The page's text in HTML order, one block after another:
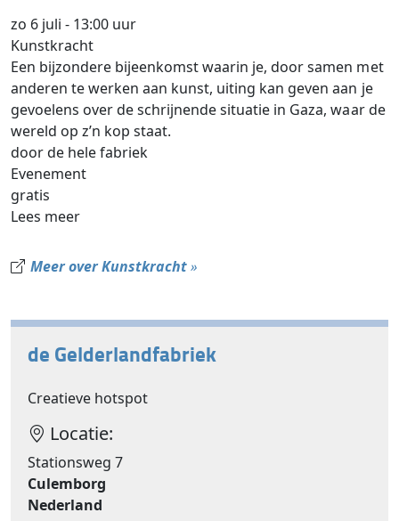
zo 6 juli - 13:00 uur
Kunstkracht
Een bijzondere bijeenkomst waarin je, door samen met
anderen te werken aan kunst, uiting kan geven aan je
gevoelens over de schrijnende situatie in Gaza, waar de
wereld op z’n kop staat.
door de hele fabriek
Evenement
gratis
Lees meer
Meer over Kunstkracht»
de Gelderlandfabriek
Creatieve hotspot
Locatie:
Stationsweg 7
Culemborg
Nederland